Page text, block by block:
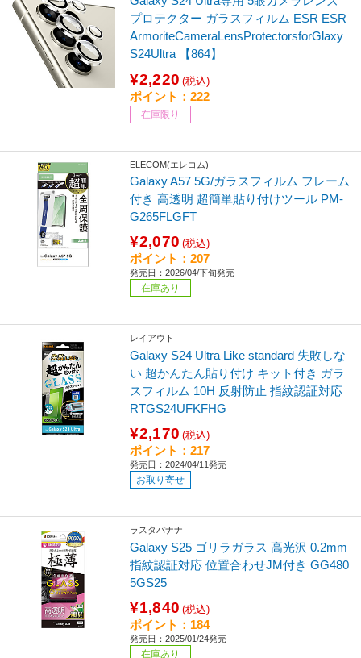
プロテクター ガラスフィルム ESR ESR
ArmoriteCameraLensProtectorsforGlaxy
S24Ultra 【864】
¥2,220 (税込)
ポイント：222
在庫限り
ELECOM(エレコム)
Galaxy A57 5G/ガラスフィルム フレーム
付き 高透明 超簡単貼り付けツール PM-
G265FLGFT
¥2,070 (税込)
ポイント：207
発売日：2026/04/下旬発売
在庫あり
レイアウト
Galaxy S24 Ultra Like standard 失敗しな
い 超かんたん貼り付け キット付き ガラ
スフィルム 10H 反射防止 指紋認証対応
RTGS24UFKFHG
¥2,170 (税込)
ポイント：217
発売日：2024/04/11発売
お取り寄せ
ラスタバナナ
Galaxy S25 ゴリラガラス 高光沢 0.2mm
指紋認証対応 位置合わせJM付き GG480
5GS25
¥1,840 (税込)
ポイント：184
発売日：2025/01/24発売
在庫あり